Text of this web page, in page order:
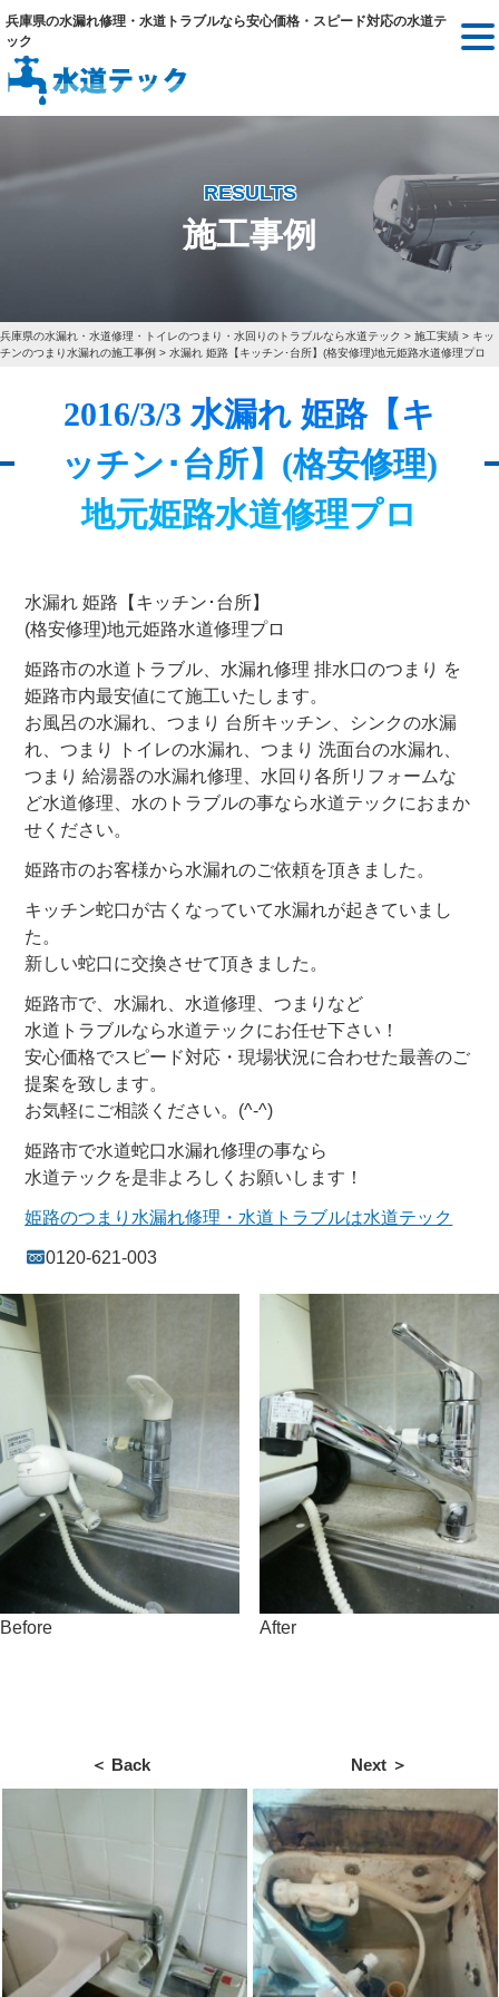
兵庫県の水漏れ修理・水道トラブルなら安心価格・スピード対応の水道テ
ック
RESULTS
施工事例
兵庫県の水漏れ・水道修理・トイレのつまり・水回りのトラブルなら水道テック > 施工実績 > キッ
チンのつまり水漏れの施工事例 > 水漏れ 姫路【キッチン･台所】(格安修理)地元姫路水道修理プロ
2016/3/3 水漏れ 姫路【キ
ッチン･台所】(格安修理)
地元姫路水道修理プロ
水漏れ 姫路【キッチン･台所】
(格安修理)地元姫路水道修理プロ
姫路市の水道トラブル、水漏れ修理 排水口のつまり を
姫路市内最安値にて施工いたします。
お風呂の水漏れ、つまり 台所キッチン、シンクの水漏
れ、つまり トイレの水漏れ、つまり 洗面台の水漏れ、
つまり 給湯器の水漏れ修理、水回り各所リフォームな
ど水道修理、水のトラブルの事なら水道テックにおまか
せください。
姫路市のお客様から水漏れのご依頼を頂きました。
キッチン蛇口が古くなっていて水漏れが起きていまし
た。
新しい蛇口に交換させて頂きました。
姫路市で、水漏れ、水道修理、つまりなど
水道トラブルなら水道テックにお任せ下さい！
安心価格でスピード対応・現場状況に合わせた最善のご
提案を致します。
お気軽にご相談ください。(^-^)
姫路市で水道蛇口水漏れ修理の事なら
水道テックを是非よろしくお願いします！
姫路のつまり水漏れ修理・水道トラブルは水道テック
0120-621-003
Before After
＜ Back Next ＞